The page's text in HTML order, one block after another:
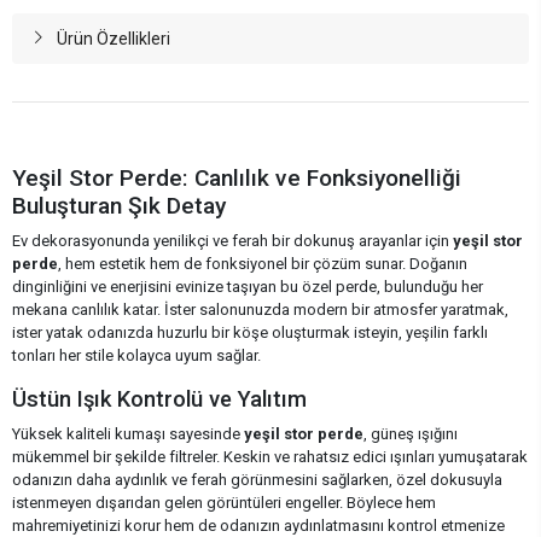
Ürün Özellikleri
Yeşil Stor Perde: Canlılık ve Fonksiyonelliği
Buluşturan Şık Detay
Ev dekorasyonunda yenilikçi ve ferah bir dokunuş arayanlar için yeşil stor
perde , hem estetik hem de fonksiyonel bir çözüm sunar. Doğanın
dinginliğini ve enerjisini evinize taşıyan bu özel perde, bulunduğu her
mekana canlılık katar. İster salonunuzda modern bir atmosfer yaratmak,
ister yatak odanızda huzurlu bir köşe oluşturmak isteyin, yeşilin farklı
tonları her stile kolayca uyum sağlar.
Üstün Işık Kontrolü ve Yalıtım
Yüksek kaliteli kumaşı sayesinde yeşil stor perde , güneş ışığını
mükemmel bir şekilde filtreler. Keskin ve rahatsız edici ışınları yumuşatarak
odanızın daha aydınlık ve ferah görünmesini sağlarken, özel dokusuyla
istenmeyen dışarıdan gelen görüntüleri engeller. Böylece hem
mahremiyetinizi korur hem de odanızın aydınlatmasını kontrol etmenize